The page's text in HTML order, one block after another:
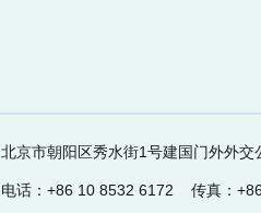
北京市朝阳区秀水街1号建国门外外
电话：+86 10 8532 6172 传真：